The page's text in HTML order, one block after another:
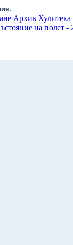
Архив Хулитека
на полет -